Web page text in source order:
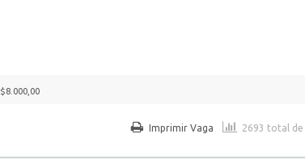
2693 total de
Imprimir Vaga